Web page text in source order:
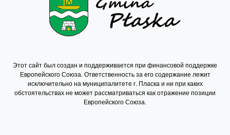
Этот сайт был создан и поддерживается при финансовой поддержке
Европейского Союза. Ответственность за его содержание лежит
исключительно на муниципалитете г. Пласка и ни при каких
обстоятельствах не может рассматриваться как отражение позиции
Европейского Союза.